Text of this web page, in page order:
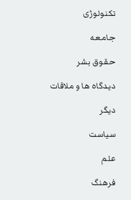
تکنولوژی
جامعه
حقوق بشر
دیدگاه ها و ملاقات
دیگر
سیاست
علم
فرهنگ